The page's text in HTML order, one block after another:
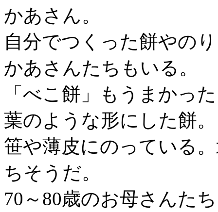
かあさん。
自分でつくった餅やの
かあさんたちもいる。
「べこ餅」もうまかっ
葉のような形にした餅。
笹や薄皮にのっている
ちそうだ。
70～80歳のお母さんた